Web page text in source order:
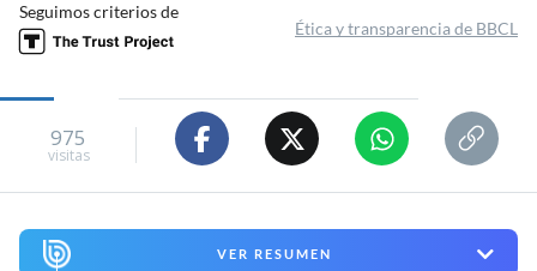
Seguimos criterios de
Ética y transparencia de BBCL
975
visitas
VER RESUMEN